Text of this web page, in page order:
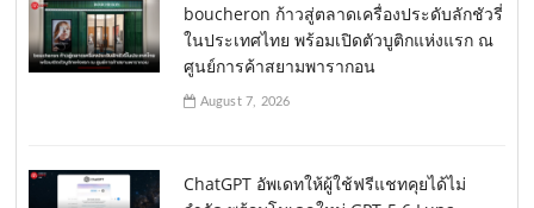
boucheron ก้าวสู่ตลาดเครื่องประดับลักชัวรี่
ในประเทศไทย พร้อมเปิดตัวบูติกแห่งแรก ณ
ศูนย์การค้าสยามพารากอน
August 7, 2026
ChatGPT อัพเดทให้ผู้ใช้ฟรีแชทคุยได้ไม่